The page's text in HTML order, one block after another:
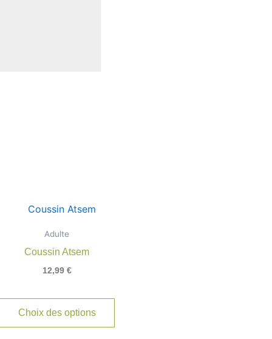
Adulte
Coussin Atsem
12,99 €
Choix des options